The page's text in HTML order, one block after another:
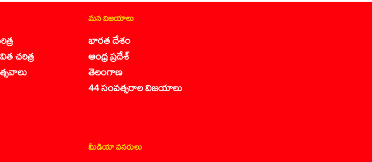
చరిత్ర
మన విజయాలు
భారత దేశం
ఆంధ్ర ప్రదేశ్
తెలంగాణ
44 సంవత్సరాల విజయాలు
మీడియా వనరులు